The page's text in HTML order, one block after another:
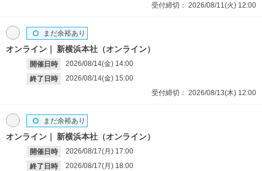
受付締切： 2026/08/11(火) 12:00
オンライン 新横浜本社（オンライン）
開催日時 2026/08/14(金) 14:00
終了日時
2026/08/14(金) 15:00
まだ余裕あり
受付締切： 2026/08/13(木) 12:00
オンライン 新横浜本社（オンライン）
開催日時 2026/08/17(月) 17:00
終了日時
2026/08/17(月) 18:00
まだ余裕あり